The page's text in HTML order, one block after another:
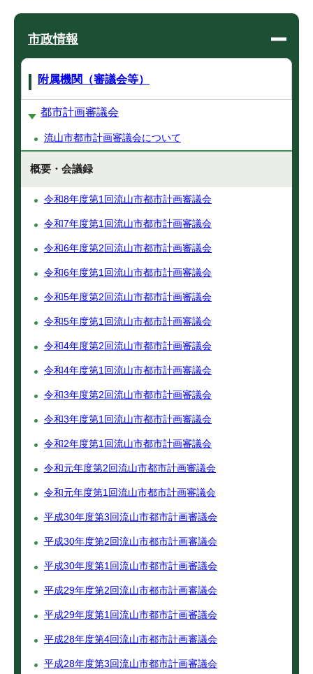
市政情報
附属機関（審議会等）
都市計画審議会
流山市都市計画審議会について
概要・会議録
令和8年度第1回流山市都市計画審議会
令和7年度第1回流山市都市計画審議会
令和6年度第2回流山市都市計画審議会
令和6年度第1回流山市都市計画審議会
令和5年度第2回流山市都市計画審議会
令和5年度第1回流山市都市計画審議会
令和4年度第2回流山市都市計画審議会
令和4年度第1回流山市都市計画審議会
令和3年度第2回流山市都市計画審議会
令和3年度第1回流山市都市計画審議会
令和2年度第1回流山市都市計画審議会
令和元年度第2回流山市都市計画審議会
令和元年度第1回流山市都市計画審議会
平成30年度第3回流山市都市計画審議会
平成30年度第2回流山市都市計画審議会
平成30年度第1回流山市都市計画審議会
平成29年度第2回流山市都市計画審議会
平成29年度第1回流山市都市計画審議会
平成28年度第4回流山市都市計画審議会
平成28年度第3回流山市都市計画審議会